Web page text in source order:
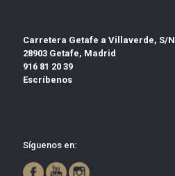
Carretera Getafe a Villaverde, S/N
28903 Getafe, Madrid
916 81 20 39
Escríbenos
Síguenos en: